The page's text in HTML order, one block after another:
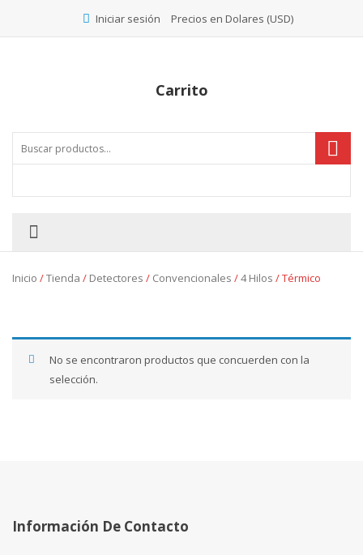
Iniciar sesión Precios en Dolares (USD)
Carrito
Inicio /Tienda / Detectores / Convencionales /4 Hilos / Térmico
No se encontraron productos que concuerden con la
selección.
Información De Contacto